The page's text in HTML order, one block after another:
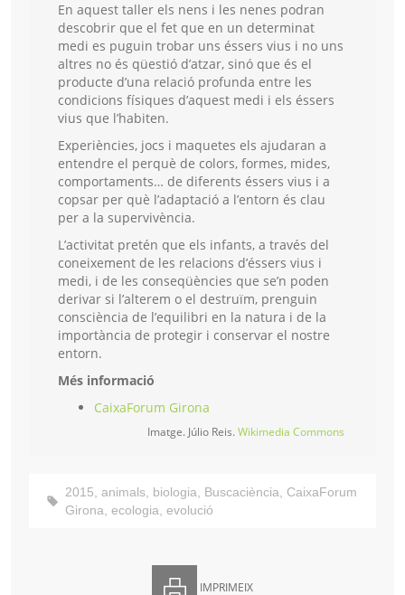
En aquest taller els nens i les nenes podran
descobrir que el fet que en un determinat
medi es puguin trobar uns éssers vius i no uns
altres no és qüestió d’atzar, sinó que és el
producte d’una relació profunda entre les
condicions físiques d’aquest medi i els éssers
vius que l’habiten.
Experiències, jocs i maquetes els ajudaran a
entendre el perquè de colors, formes, mides,
comportaments… de diferents éssers vius i a
copsar per què l’adaptació a l’entorn és clau
per a la supervivència.
L’activitat pretén que els infants, a través del
coneixement de les relacions d’éssers vius i
medi, i de les conseqüències que se’n poden
derivar si l’alterem o el destruïm, prenguin
consciència de l’equilibri en la natura i de la
importància de protegir i conservar el nostre
entorn.
Més informació
CaixaForum Girona
Imatge. Júlio Reis. Wikimedia Commons
2015, animals, biologia, Buscaciència, CaixaForum
Girona, ecologia, evolució
IMPRIMEIX